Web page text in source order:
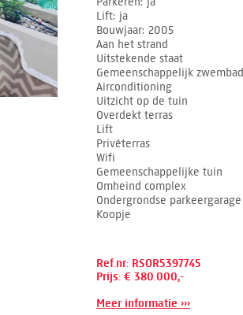
Lift ja
Bouwjaar 2005
Aan het strand
Uitstekende staat
Gemeenschappelijk zwembad
Airconditioning
Uitzicht op de tuin
Overdekt terras
Lift
Privéterras
Wifi
Gemeenschappelijke tuin
Omheind complex
Ondergrondse parkeergarage
Koopje
Ref.nr: RSOR5397745
Prijs: € 380.000,-
Meer informatie ›››